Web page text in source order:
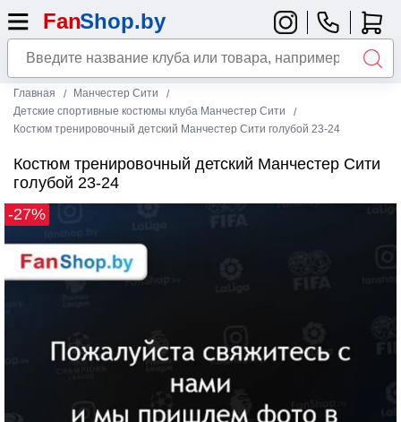
Главная
Манчестер Сити
Детские спортивные костюмы клуба Манчестер Сити
Костюм тренировочный детский Манчестер Сити голубой 23-24
Костюм тренировочный детский Манчестер Сити
голубой 23-24
-27%